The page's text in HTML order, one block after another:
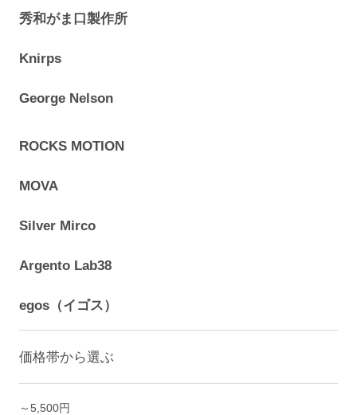
秀和がま口製作所
Knirps
George Nelson
ROCKS MOTION
MOVA
Silver Mirco
Argento Lab38
egos（イゴス）
価格帯から選ぶ
～5,500円